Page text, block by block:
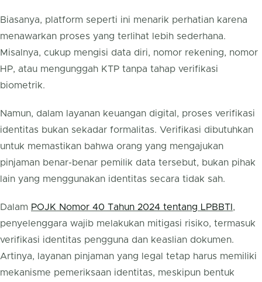
Biasanya, platform seperti ini menarik perhatian karena
menawarkan proses yang terlihat lebih sederhana.
Misalnya, cukup mengisi data diri, nomor rekening, nomor
HP, atau mengunggah KTP tanpa tahap verifikasi
biometrik.
Namun, dalam layanan keuangan digital, proses verifikasi
identitas bukan sekadar formalitas. Verifikasi dibutuhkan
untuk memastikan bahwa orang yang mengajukan
pinjaman benar-benar pemilik data tersebut, bukan pihak
lain yang menggunakan identitas secara tidak sah.
Dalam POJK Nomor 40 Tahun 2024 tentang LPBBTI ,
penyelenggara wajib melakukan mitigasi risiko, termasuk
verifikasi identitas pengguna dan keaslian dokumen.
Artinya, layanan pinjaman yang legal tetap harus memiliki
mekanisme pemeriksaan identitas, meskipun bentuk